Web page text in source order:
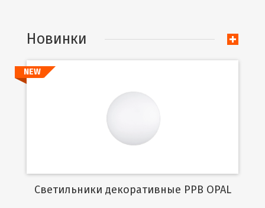
Новинки
NEW
Cветильники декоративные PPB OPAL